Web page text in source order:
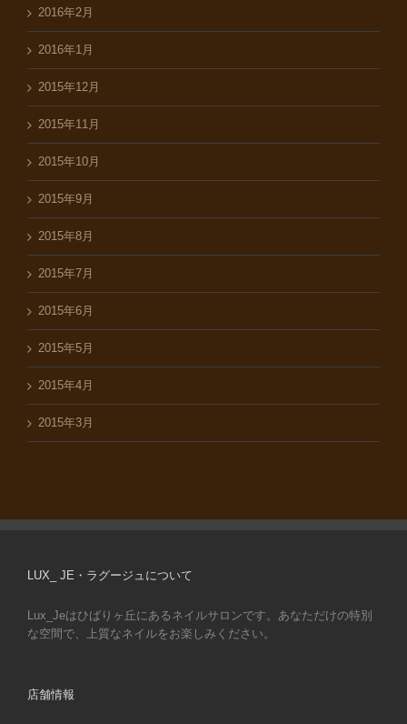
2016年2月
2016年1月
2015年12月
2015年11月
2015年10月
2015年9月
2015年8月
2015年7月
2015年6月
2015年5月
2015年4月
2015年3月
LUX_ JE・ラグージュについて
Lux_Jeはひばりヶ丘にあるネイルサロンです。あなただけの特別
な空間で、上質なネイルをお楽しみください。
店舗情報